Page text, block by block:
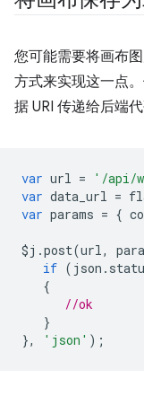
您可能需要将画布
方式来实现这一点
据 URI 传递给后端
var url = '/api/
var data_url =
var params = {
$j .post(url,
if ( json .
{
//ok
}
},
'json' );